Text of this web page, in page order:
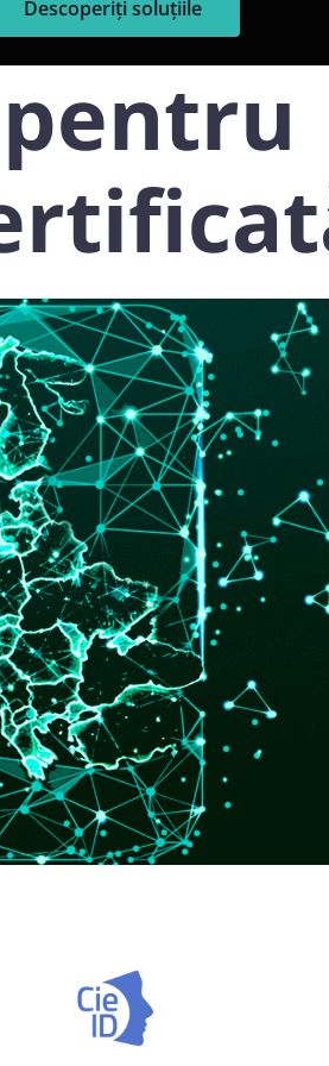
Descoperiți soluțiile
pentru